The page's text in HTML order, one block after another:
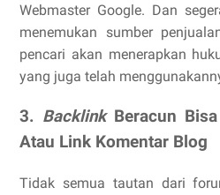
Webmaster Google. Dan
menemukan sumber
pencari akan menerapkan
yang juga telah
3. Backlink Beracun
Atau Link Komentar Blog
Tidak semua tautan dari